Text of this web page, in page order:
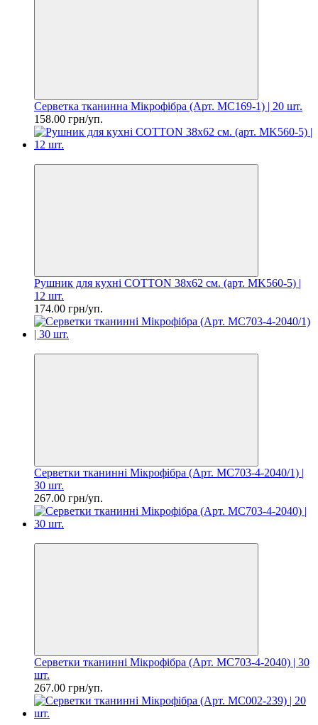
Серветка тканинна Мікрофібра (Арт. MC169-1) | 20 шт.
158.00 грн/уп.
Рушник для кухні COTTON 38х62 см. (арт. MK560-5) |
12 шт.
174.00 грн/уп.
Серветки тканинні Мікрофібра (Арт. MC703-4-2040/1) |
30 шт.
267.00 грн/уп.
Серветки тканинні Мікрофібра (Арт. MC703-4-2040) | 30
шт.
267.00 грн/уп.